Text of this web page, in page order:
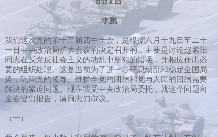
李鹏
我们这次党的第十三届四中全会，是根据六月十九日至二十
一日中央政治局扩大会议的决定召开的，主要是讨论赵紫阳
同志在反党反社会主义的动乱中所犯的错误，并相应作出必
要的组织处理。这是当前为了进一步平息动乱和稳定全国局
势，巩固党的领导、维护全党的团结和党与人民的团结需要
解决的紧迫问题。现在我受中央政治局委托，就这个问题向
全会提出报告，请同志们审议。
（一）